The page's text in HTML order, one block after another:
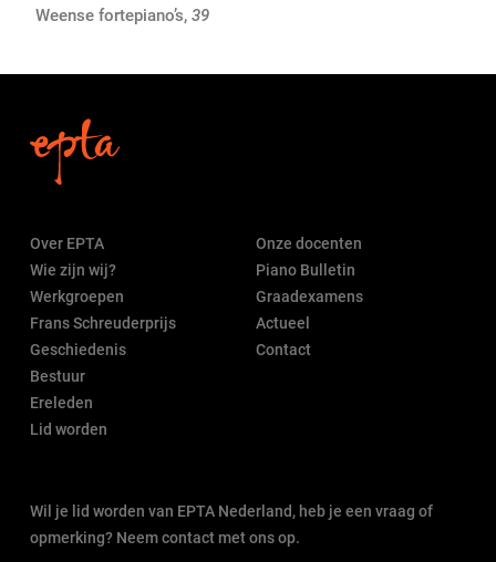
Weense fortepiano’s, 39
Over EPTA
Wie zijn wij?
Werkgroepen
Frans Schreuderprijs
Geschiedenis
Bestuur
Ereleden
Lid worden
Onze docenten
Piano Bulletin
Graadexamens
Actueel
Contact
Wil je lid worden van EPTA Nederland, heb je een vraag of
opmerking? Neem contact met ons op.